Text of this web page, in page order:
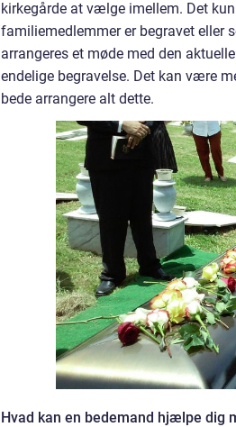
kirkegårde at vælge imellem. Det
familiemedlemmer er begravet eller
arrangeres et møde med den
endelige begravelse. Det kan være
bede arrangere alt dette.
Hvad kan en bedemand hjælpe dig